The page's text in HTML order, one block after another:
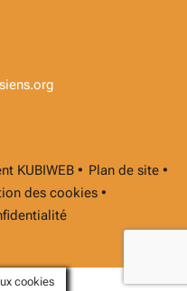
KUBIWEB
Plan de site
des cookies
cookies